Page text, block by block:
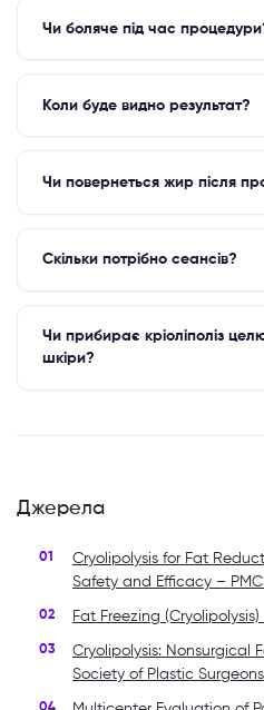
Чи боляче під час
Коли буде видно результат?
Чи повернеться жир після
Скільки потрібно сеансів?
Чи прибирає кріоліполіз
шкіри?
Джерела
Cryolipolysis for Fat
Safety and Efficacy –
Fat Freezing
Cryolipolysis: Nonsurgical
Society of Plastic Surgeons